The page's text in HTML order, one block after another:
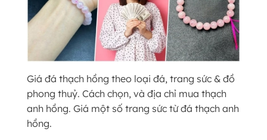
Giá đá thạch hồng theo loại đá, trang sức & đồ
phong thuỷ. Cách chọn, và địa chỉ mua thạch
anh hồng. Giá một số trang sức từ đá thạch anh
hồng.